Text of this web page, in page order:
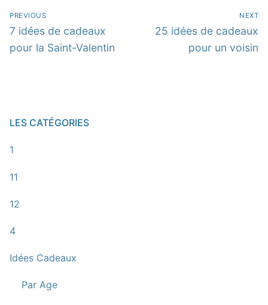
Navigation
de
l’article
PREVIOUS
Previous
post:
7 idées de cadeaux
pour la Saint-Valentin
NEXT
Next
25 idées de cadeaux
pour un voisin
LES CATÉGORIES
1
11
12
4
Idées Cadeaux
Par Age